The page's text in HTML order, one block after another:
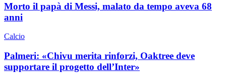
Morto il papà di Messi, malato da tempo aveva 68
anni
Calcio
Palmeri: «Chivu merita rinforzi, Oaktree deve
supportare il progetto dell’Inter»